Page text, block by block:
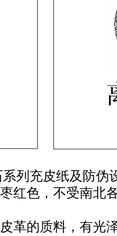
列充皮纸及防伪
红色，不受南北
革的质料，有光